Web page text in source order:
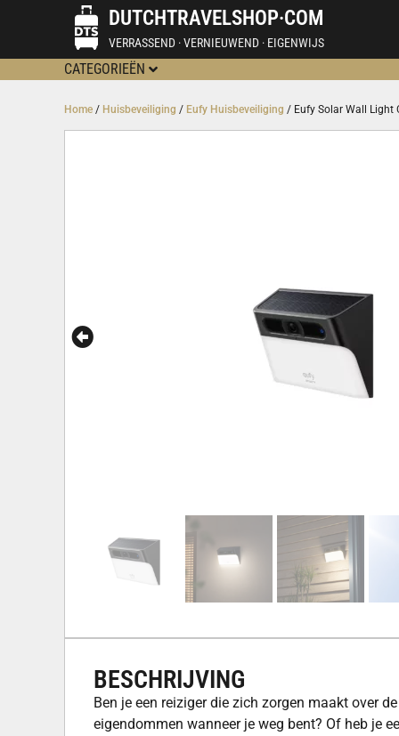
DUTCHTRAVELSHOP·COM
VERRASSEND · VERNIEUWEND · EIGENWIJS
CATEGORIEËN
Home / Huisbeveiliging / Eufy Huisbeveiliging / Eufy Solar Wall Light
BESCHRIJVING
Ben je een reiziger die zich zorgen maakt over
eigendommen wanneer je weg bent? Of heb je